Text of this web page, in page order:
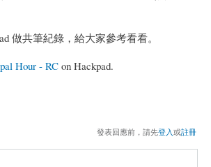
做共筆紀錄，給大家參考看看。
Hour - RC on Hackpad.
發表回應前，請先登入或註冊